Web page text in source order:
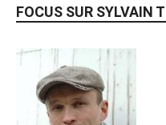
FOCUS SUR SYLVAIN